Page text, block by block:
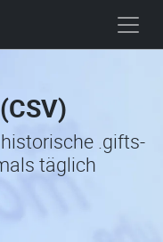
.gifts-
täglich